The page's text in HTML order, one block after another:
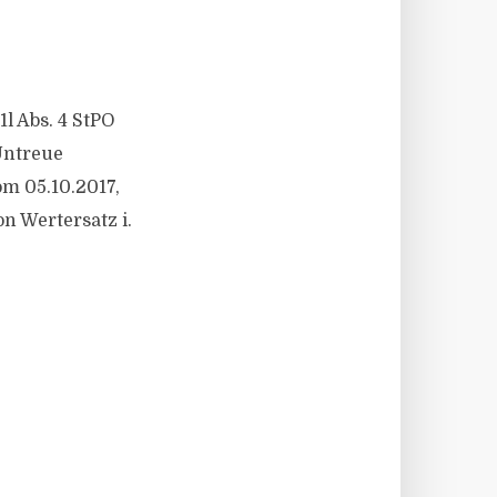
Abs. 4 StPO
05.10.2017,
Wertersatz i.